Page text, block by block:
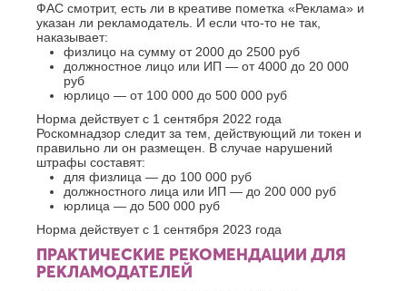
ФАС смотрит, есть ли в креативе пометка «Реклама» и
указан ли рекламодатель. И если что-то не так,
наказывает:
физлицо на сумму от 2000 до 2500 руб
должностное лицо или ИП — от 4000 до 20 000
руб
юрлицо — от 100 000 до 500 000 руб
Норма действует с 1 сентября 2022 года
Роскомнадзор следит за тем, действующий ли токен и
правильно ли он размещен. В случае нарушений
штрафы составят:
для физлица — до 100 000 руб
должностного лица или ИП — до 200 000 руб
юрлица — до 500 000 руб
Норма действует с 1 сентября 2023 года
ПРАКТИЧЕСКИЕ РЕКОМЕНДАЦИИ ДЛЯ
РЕКЛАМОДАТЕЛЕЙ